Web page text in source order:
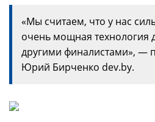
«Мы считаем, что у нас
очень мощная технология
другими финалистами», —
Юрий Бирченко dev.by.